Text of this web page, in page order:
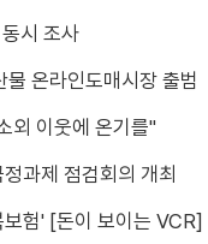
동시 조사
물 온라인도매시장 출범
외 이웃에 온기를"
과제 점검회의 개최
험' [돈이 보이는 VCR]